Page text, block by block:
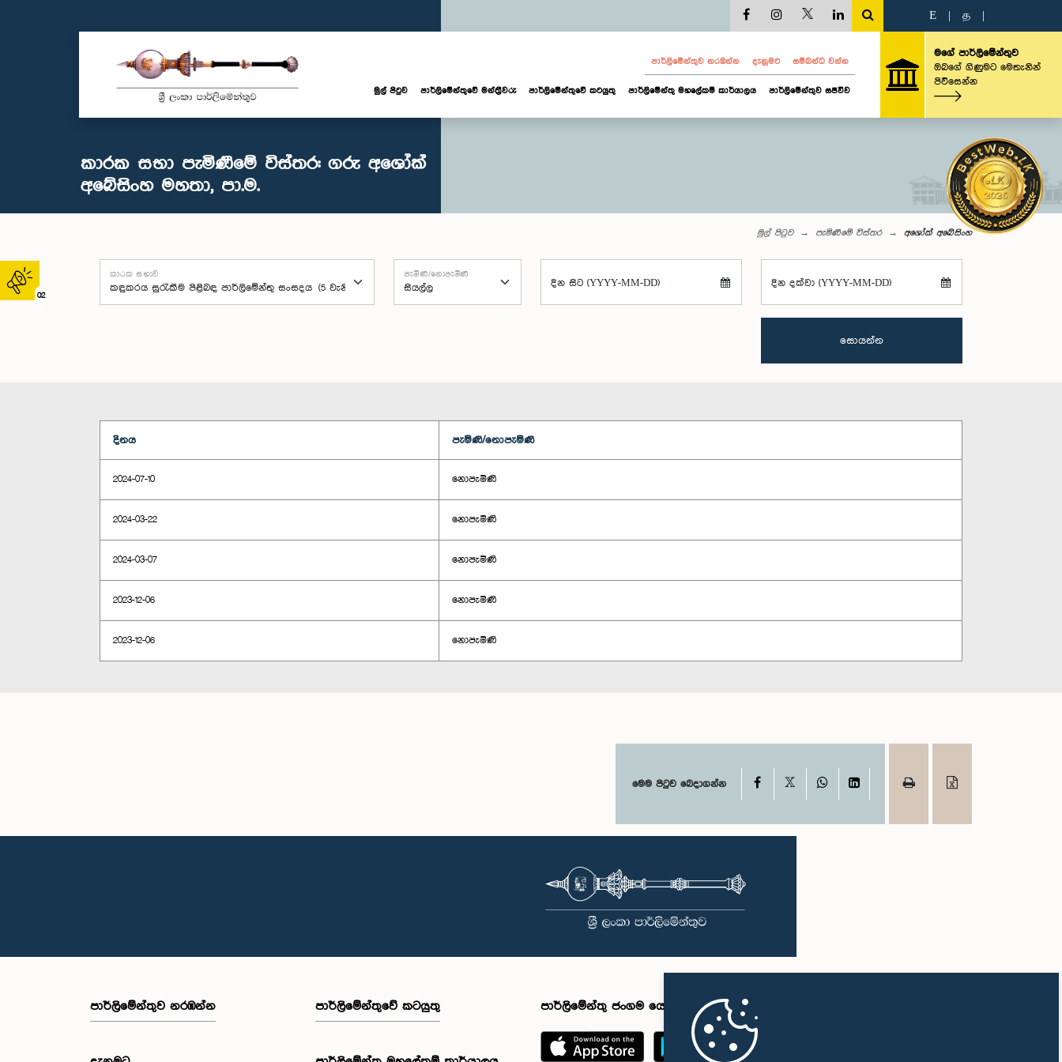
02
E த
පාර්ලි‌මේන්තුව නරඹන්න දැනුමට සම්බන්ධ වන්න
මුල් පිටුව පාර්ලි‌මේන්තුවේ මන්ත්‍රීවරු පාර්ලිමේන්තුවේ කටයුතු පාර්ලිමේන්තු මහලේකම් කාර්යාලය පාර්ලිමේන්තුව සජීවීව
මගේ පාර්ලිමේන්තුව
ඔබගේ ගිණුමට මෙතැනින්
පිවිසෙන්න
කාරක සභා පැමිණීමේ විස්තර: ගරු අශෝක්
අබේසිංහ මහතා, පා.ම.
මුල් පිටුව පැමිණීමේ විස්තර අශෝක් අබේසිංහ
කාරක සභාව පැමිණි/නොපැමිණි
දින සිට (YYYY-MM-DD) දින දක්වා (YYYY-MM-DD)
සොයන්න
දිනය පැමිණි/නොපැමිණි
2024-07-10 නොපැමිණි
2024-03-22 නොපැමිණි
2024-03-07 නොපැමිණි
2023-12-06 නොපැමිණි
2023-12-06 නොපැමිණි
මෙම පිටුව බෙදාගන්න Facebook WhatsAppLinkedIn
පාර්ලි‌මේන්තුව නරඹන්න පාර්ලිමේන්තුවේ කටයුතු පාර්ලිමේන්තු ජංගම යෙදුම